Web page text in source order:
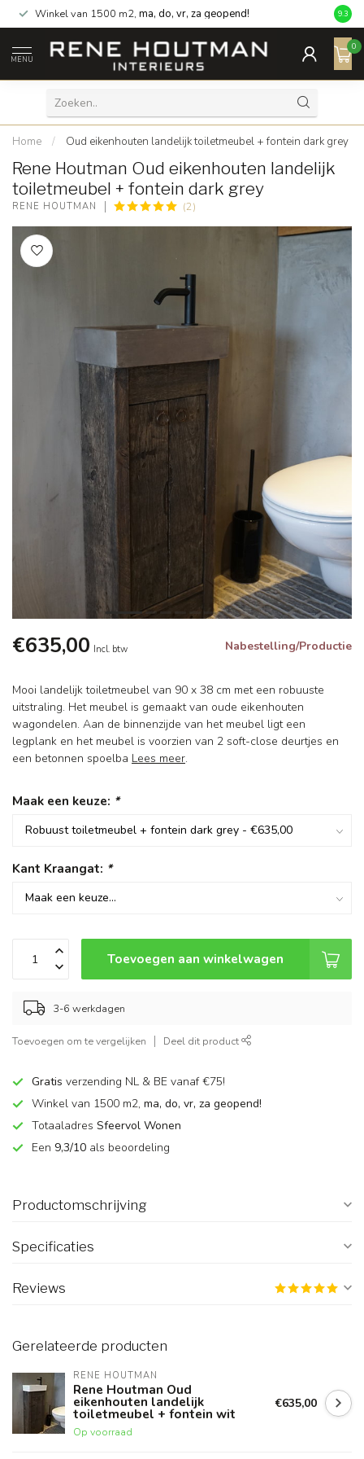
Winkel van 1500 m2, ma, do, vr, za geopend! 9.3
MENU
0
Home / Oud eikenhouten landelijk toiletmeubel + fontein dark grey
Rene Houtman Oud eikenhouten landelijk
toiletmeubel + fontein dark grey
RENE HOUTMAN (2)
€635,00 Incl. btw Nabestelling/Productie
Mooi landelijk toiletmeubel van 90 x 38 cm met een robuuste
uitstraling. Het meubel is gemaakt van oude eikenhouten
wagondelen. Aan de binnenzijde van het meubel ligt een
legplank en het meubel is voorzien van 2 soft-close deurtjes en
een betonnen spoelba Lees meer.
Maak een keuze: *
Kant Kraangat: *
Toevoegen aan winkelwagen
3-6 werkdagen
Toevoegen om te vergelijken Deel dit product
Gratis verzending NL & BE vanaf €75!
Winkel van 1500 m2, ma, do, vr, za geopend!
Totaaladres Sfeervol Wonen
Een 9,3/10 als beoordeling
Productomschrijving
Specificaties
Reviews
Gerelateerde producten
RENE HOUTMAN
Rene Houtman Oud
eikenhouten landelijk
toiletmeubel + fontein wit
Op voorraad
€635,00